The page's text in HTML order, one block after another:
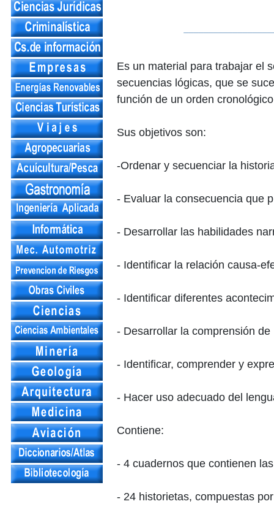
Es un material para trabajar el
secuencias lógicas, que se
función de un orden
Sus objetivos son:
-Ordenar y secuenciar la
- Evaluar la consecuencia que
- Desarrollar las habilidades
- Identificar la relación causa-
- Identificar diferentes
- Desarrollar la comprensión
- Identificar, comprender y
- Hacer uso adecuado del
Contiene:
- 4 cuadernos que contienen
- 24 historietas, compuestas